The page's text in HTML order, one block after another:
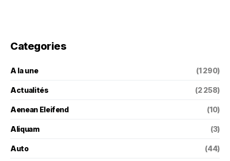
Categories
A la une (1 290)
Actualités (2 258)
Aenean Eleifend (10)
Aliquam (3)
Auto (44)